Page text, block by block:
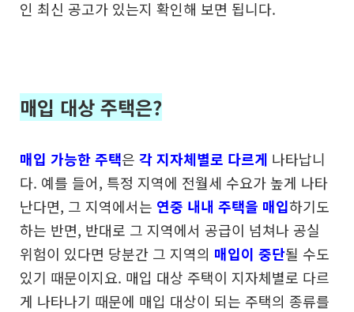
인 최신 공고가 있는지 확인해 보면 됩니다.
매입 대상 주택은?
매입 가능한 주택은 각 지자체별로 다르게 나타납니
다. 예를 들어, 특정 지역에 전월세 수요가 높게 나타
난다면, 그 지역에서는 연중 내내 주택을 매입하기도
하는 반면, 반대로 그 지역에서 공급이 넘쳐나 공실
위험이 있다면 당분간 그 지역의 매입이 중단될 수도
있기 때문이지요. 매입 대상 주택이 지자체별로 다르
게 나타나기 때문에 매입 대상이 되는 주택의 종류를